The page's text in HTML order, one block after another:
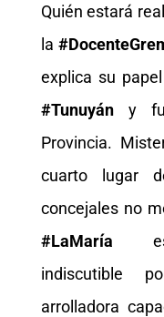
Quién estará
la
explica su
#Tunuyány
Provincia.
cuarto lugar
concejales no
#LaMaría es
indiscutible
arrolladora